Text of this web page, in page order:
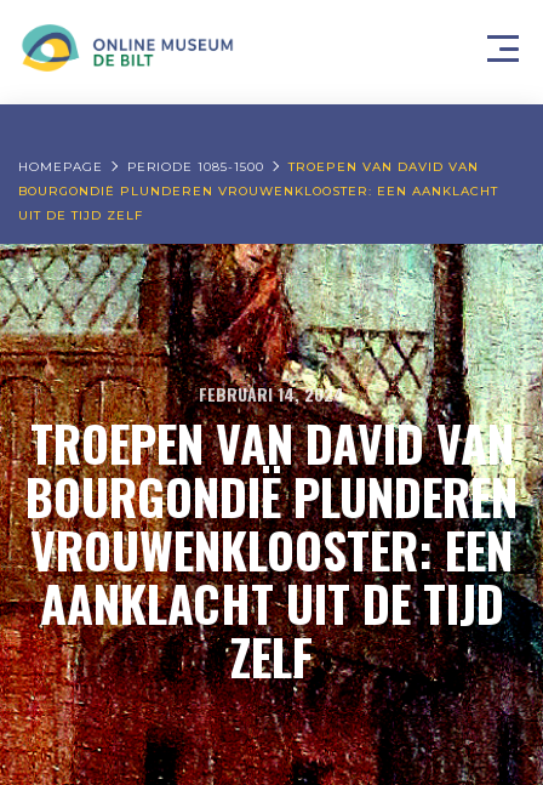
HOMEPAGE PERIODE 1085-1500
TROEPEN VAN DAVID VAN
BOURGONDIË PLUNDEREN VROUWENKLOOSTER: EEN AANKLACHT
UIT DE TIJD ZELF
FEBRUARI 14, 2024
TROEPEN VAN DAVID VAN
BOURGONDIË PLUNDEREN
VROUWENKLOOSTER: EEN
AANKLACHT UIT DE TIJD
ZELF